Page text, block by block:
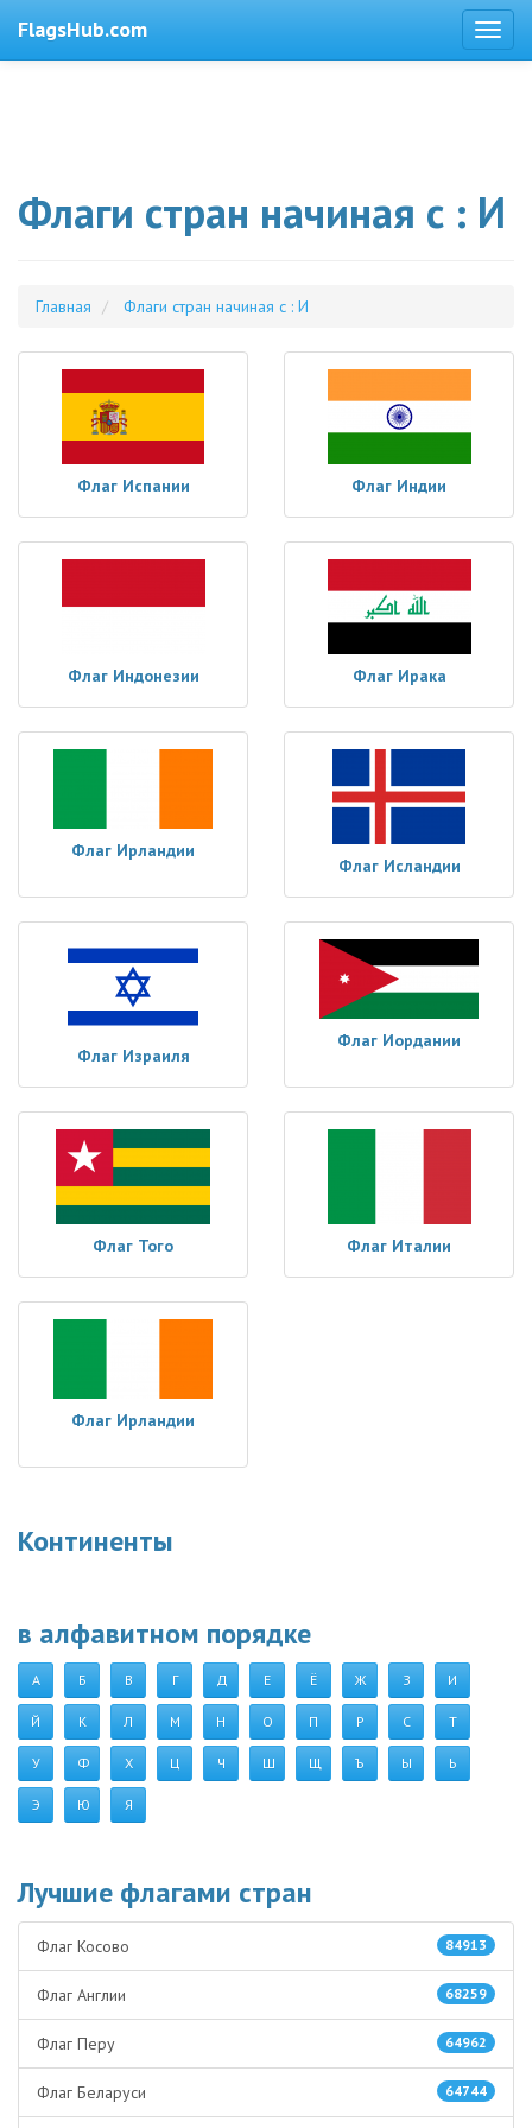
FlagsHub.com
Флаги стран начиная с : И
Главная Флаги стран начиная с : И
Флаг Испании Флаг Индии
Флаг Индонезии Флаг Ирака
Флаг Ирландии
Флаг Исландии
Флаг Израиля
Флаг Иордании
Флаг Того Флаг Италии
Флаг Ирландии
Континенты
в алфавитном порядке
А Б В Г Д Е Ё Ж З И
Й К Л М Н О П Р С Т
У Ф Х Ц Ч Ш Щ Ъ Ы Ь
Э Ю Я
Лучшие флагами стран
84913
Флаг Косово
68259
Флаг Англии
64962
Флаг Перу
64744
Флаг Беларуси